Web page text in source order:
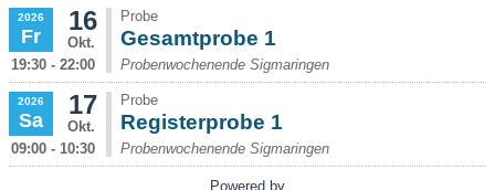
2026
Fr
16
Okt.
19:30 - 22:00
Gesamtprobe 1
Probe
Probenwochenende Sigmaringen
2026
Sa
17
Okt.
09:00 - 10:30
Registerprobe 1
Probe
Probenwochenende Sigmaringen
Powered by